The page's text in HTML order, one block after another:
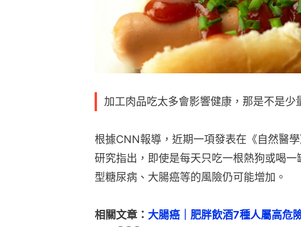
加工肉品吃太多會影響健康，那是不是少
根據CNN報導，近期一項發表在《自然醫
研究指出，即使是每天只吃一根熱狗或喝
型糖尿病、大腸癌等的風險仍可能增加。
相關文章： 大腸癌｜肥胖飲酒7種人屬高危